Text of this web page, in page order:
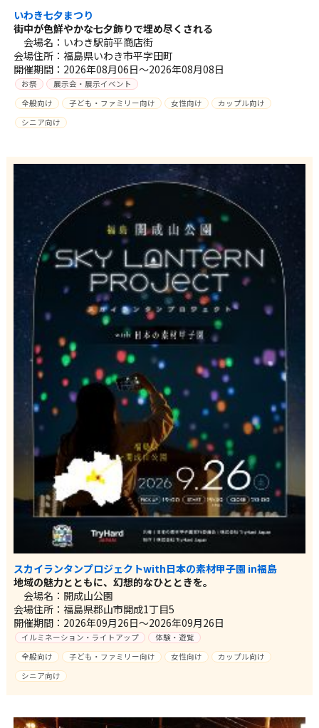
いわき七夕まつり
街中が色鮮やかな七夕飾りで埋め尽くされる
会場名：いわき駅前平商店街
会場住所：福島県いわき市平字田町
開催期間：2026年08月06日～2026年08月08日
お祭
展示会・展示イベント
全般向け
子ども・ファミリー向け 女性向け
カップル向け
シニア向け
スカイランタンプロジェクトwith日本の素材甲子園 in福島
地域の魅力とともに、幻想的なひとときを。
会場名：開成山公園
会場住所：福島県郡山市開成1丁目5
開催期間：2026年09月26日～2026年09月26日
イルミネーション・ライトアップ
体験・遊覧
全般向け
子ども・ファミリー向け 女性向け
カップル向け
シニア向け